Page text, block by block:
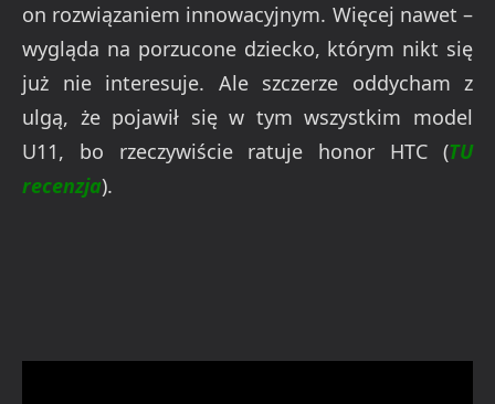
on rozwiązaniem innowacyjnym. Więcej nawet –
wygląda na porzucone dziecko, którym nikt się
już nie interesuje. Ale szczerze oddycham z
ulgą, że pojawił się w tym wszystkim model
U11, bo rzeczywiście ratuje honor HTC (TU
recenzja).